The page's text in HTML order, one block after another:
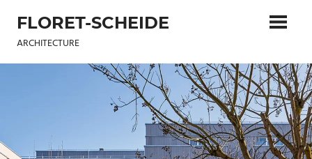
content
FLORET-SCHEIDE
ARCHITECTURE